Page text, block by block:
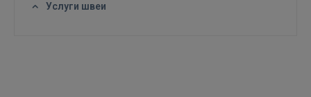
Услуги швеи